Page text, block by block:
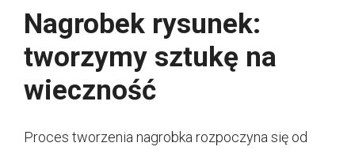
Nagrobek rysunek:
tworzymy sztukę na
wieczność
Proces tworzenia nagrobka rozpoczyna się od